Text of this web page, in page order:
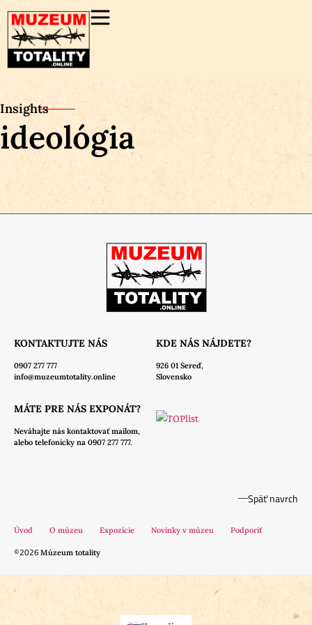
Insights
ideológia
KONTAKTUJTE NÁS
0907 277 777
info@muzeumtotality.online
KDE NÁS NÁJDETE?
926 01 Sereď,
Slovensko
MÁTE PRE NÁS EXPONÁT?
Neváhajte nás kontaktovať mailom,
alebo telefonicky na 0907 277 777.
Späť navrch
Úvod O múzeu Expozície Novinky v múzeu Podporiť
©2026Múzeum totality